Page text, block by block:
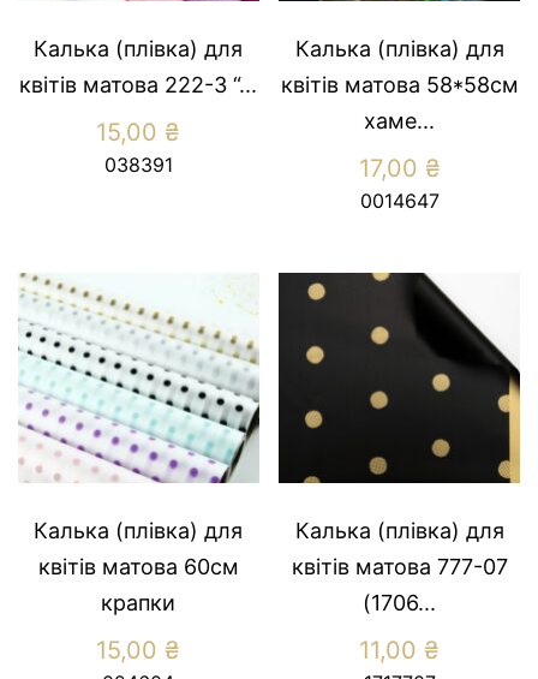
Калька (плівка) для
квітів матова 222-3 “...
15,00 ₴
038391
Калька (плівка) для
квітів матова 58*58см
хаме...
17,00 ₴
0014647
Калька (плівка) для
квітів матова 60см
крапки
15,00 ₴
Калька (плівка) для
квітів матова 777-07
(1706...
11,00 ₴